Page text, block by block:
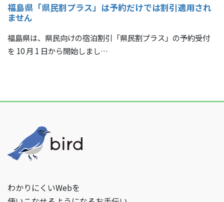
福島県「県民割プラス」は予約だけでは割引適用され
ません
福島県は、県民向けの宿泊割引「県民割プラス」の予約受付
を 10 月 1 日から開始しまし…
わかりにくいWebを